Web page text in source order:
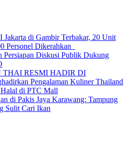
Jakarta di Gambir Terbakar, 20 Unit
Personel Dikerahkan
Persiapan Diskusi Publik Dukung
THAI RESMI HADIR DI
Pengalaman Kuliner Thailand
di PTC Mall
di Pakis Jaya Karawang: Tampung
Sulit Cari Ikan